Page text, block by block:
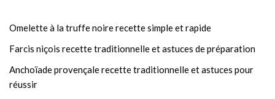
Omelette à la truffe noire recette simple et rapide
Farcis niçois recette traditionnelle et astuces de préparation
Anchoïade provençale recette traditionnelle et astuces pour
réussir